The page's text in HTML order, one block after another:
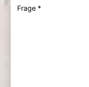
Frage *